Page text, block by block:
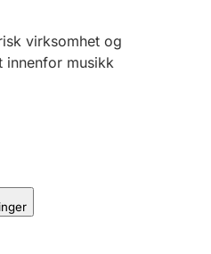
virksomhet og
innenfor musikk